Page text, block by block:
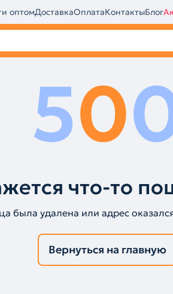
оптомДоставкаОплатаКонтактыБлог
50
что-то
была удалена или адрес
Вернуться на главную